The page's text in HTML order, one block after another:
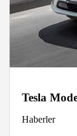
Tesla
Haberler